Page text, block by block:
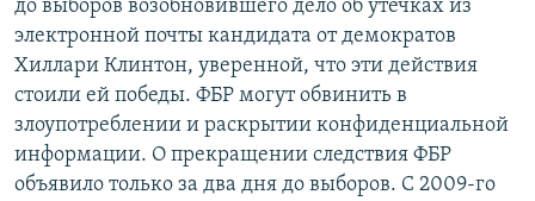
до выборов возобновившего дело об утечках из
электронной почты кандидата от демократов
Хиллари Клинтон, уверенной, что эти действия
стоили ей победы. ФБР могут обвинить в
злоупотреблении и раскрытии конфиденциальной
информации. О прекращении следствия ФБР
объявило только за два дня до выборов. С 2009-го